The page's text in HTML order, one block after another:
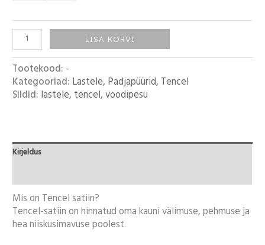
LISA KORVI
Tootekood: -
Kategooriad: Lastele, Padjapüürid, Tencel
Sildid: lastele, tencel,voodipesu
Kirjeldus
Mis on Tencel satiin?
Tencel-satiin on hinnatud oma kauni välimuse, pehmuse ja
hea niiskusimavuse poolest.